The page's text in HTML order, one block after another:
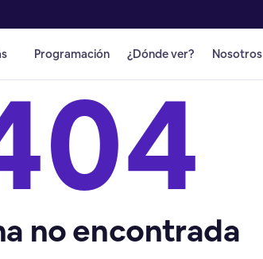
Programación ¿Dónde ver? Nosotros
no encontrada